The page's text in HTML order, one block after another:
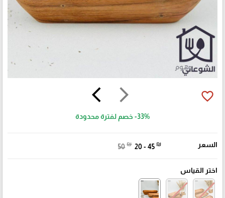
arrow_forward_ios
arrow_back_ios favorite_border
-33% خصم لفترة محدودة
السعر 50 ₪ 20 - 45 ₪
اختر القياس